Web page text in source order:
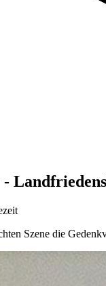
-
Szene die